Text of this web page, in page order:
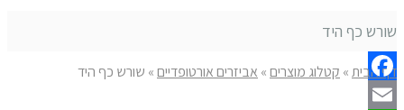
שורש כף היד
דף הבית» קטלוג מוצרים» אביזרים אורטופדיים» שורש כף היד
Facebook